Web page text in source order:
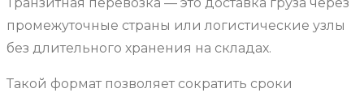
промежуточные страны или логистические узлы
без длительного хранения на складах.
Такой формат позволяет сократить сроки